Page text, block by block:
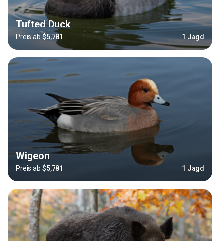
Tufted Duck
Preis ab $5,781 1 Jagd
Wigeon
Preis ab $5,781 1 Jagd